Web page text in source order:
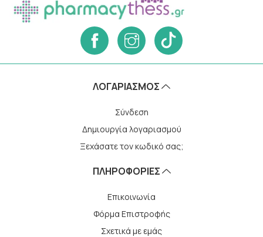
ΛΟΓΑΡΙΑΣΜΌΣ
Σύνδεση
Δημιουργία λογαριασμού
Ξεχάσατε τον κωδικό σας;
ΠΛΗΡΟΦΟΡΙΕΣ
Επικοινωνία
Φόρμα Επιστροφής
Σχετικά με εμάς